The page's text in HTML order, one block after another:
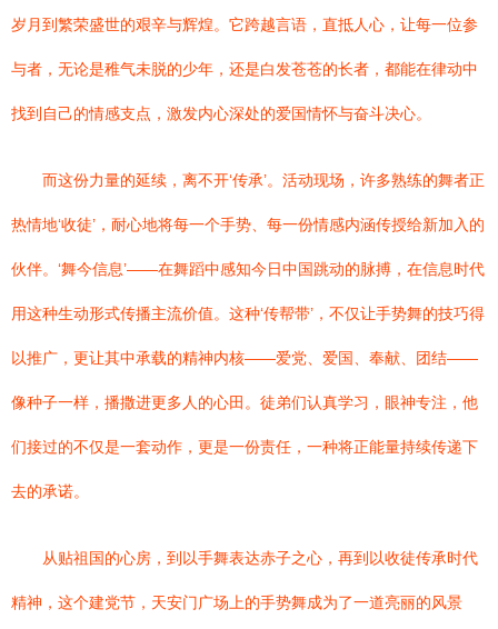
岁月到繁荣盛世的艰辛与辉煌。它跨越言语，直抵人心，让每一位参
与者，无论是稚气未脱的少年，还是白发苍苍的长者，都能在律动中
找到自己的情感支点，激发内心深处的爱国情怀与奋斗决心。
而这份力量的延续，离不开‘传承’。活动现场，许多熟练的舞者正
热情地‘收徒’，耐心地将每一个手势、每一份情感内涵传授给新加入的
伙伴。‘舞今信息’——在舞蹈中感知今日中国跳动的脉搏，在信息时代
用这种生动形式传播主流价值。这种‘传帮带’，不仅让手势舞的技巧得
以推广，更让其中承载的精神内核——爱党、爱国、奉献、团结——
像种子一样，播撒进更多人的心田。徒弟们认真学习，眼神专注，他
们接过的不仅是一套动作，更是一份责任，一种将正能量持续传递下
去的承诺。
从贴祖国的心房，到以手舞表达赤子之心，再到以收徒传承时代
精神，这个建党节，天安门广场上的手势舞成为了一道亮丽的风景